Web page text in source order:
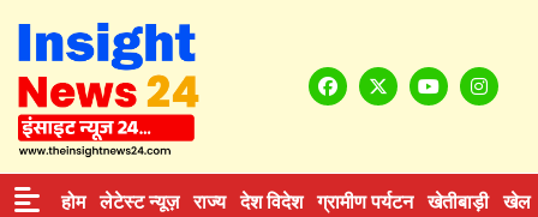
होम लेटेस्ट न्यूज़ राज्य देश विदेश ग्रामीण पर्यटन खेतीबाड़ी खेल